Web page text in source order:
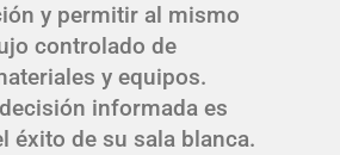
y permitir al mismo
controlado de
y equipos.
informada es
éxito de su sala blanca.